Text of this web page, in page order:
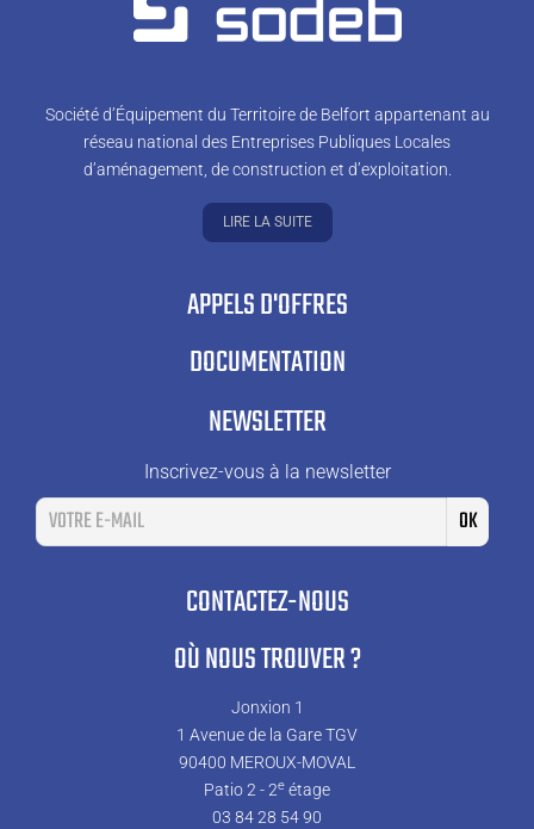
Société d’Équipement du Territoire de Belfort appartenant au
réseau national des Entreprises Publiques Locales
d’aménagement, de construction et d’exploitation.
LIRE LA SUITE
APPELS D'OFFRES
DOCUMENTATION
NEWSLETTER
Inscrivez-vous à la newsletter
CONTACTEZ-NOUS
OÙ NOUS TROUVER ?
Jonxion 1
1 Avenue de la Gare TGV
90400 MEROUX-MOVAL
Patio 2 - 2e étage
03 84 28 54 90